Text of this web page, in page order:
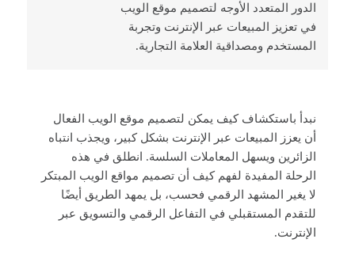
الدور المتعدد الأوجه لتصميم موقع الويب
في تعزيز المبيعات عبر الإنترنت وتجربة
المستخدم ومصداقية العلامة التجارية.
نبدأ باستكشاف كيف يمكن لتصميم موقع الويب الفعال
أن يعزز المبيعات عبر الإنترنت بشكل كبير، ويجذب انتباه
الزائرين ويسهل المعاملات السلسة. انطلق في هذه
الرحلة المفيدة لفهم كيف أن تصميم مواقع الويب المبتكر
لا يغير المشهد الرقمي فحسب، بل يمهد الطريق أيضًا
للتقدم المستقبلي في التفاعل الرقمي والتسويق عبر
الإنترنت.